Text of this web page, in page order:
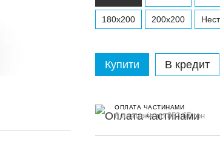
180x200 200x200
Купити В кредит
ОПЛАТА ЧАСТИНАМИ
6 платежів по 853.67 грн